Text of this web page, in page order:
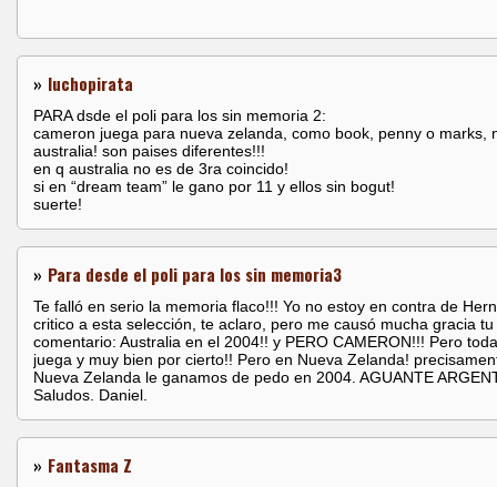
» luchopirata
PARA dsde el poli para los sin memoria 2:
cameron juega para nueva zelanda, como book, penny o marks,
australia! son paises diferentes!!!
en q australia no es de 3ra coincido!
si en “dream team” le gano por 11 y ellos sin bogut!
suerte!
» Para desde el poli para los sin memoria3
Te falló en serio la memoria flaco!!! Yo no estoy en contra de
critico a esta selección, te aclaro, pero me causó mucha gracia tu
comentario: Australia en el 2004!! y PERO CAMERON!!! Pero
juega y muy bien por cierto!! Pero en Nueva Zelanda!
Nueva Zelanda le ganamos de pedo en 2004. AGUANTE
Saludos. Daniel.
» Fantasma Z